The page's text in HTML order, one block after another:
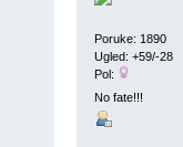
Poruke: 1890
Ugled: +59/-28
Pol:
No fate!!!